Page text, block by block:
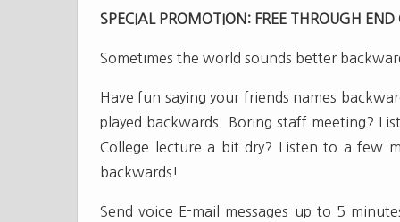
SPECIAL PROMOTION: FREE THROUGH
Sometimes the world sounds better
Have fun saying your friends names
played backwards. Boring staff meeting?
College lecture a bit dry? Listen to a few
backwards!
Send voice E-mail messages up to 5